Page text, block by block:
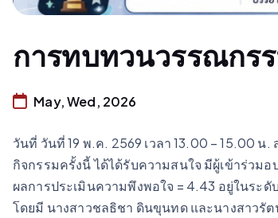
การทบทวนวรรณกร
May, Wed, 2026
วันที่ วันที่ 19 พ.ค. 2569 เวลา 13.00 – 15.00
กิจกรรมครั้งนี้ ได้ได้รับความสนใจ มีผู้เข้าร่วมอ
ผลการประเมินความพึงพอใจ = 4.43 อยู่ในระดั
โดยมี นางสาวชลธิชา ดินขุนทด และนางสาวรัต